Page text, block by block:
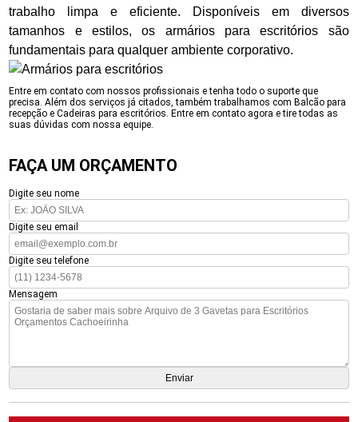
trabalho limpa e eficiente. Disponíveis em diversos
tamanhos e estilos, os armários para escritórios são
fundamentais para qualquer ambiente corporativo.
Entre em contato com nossos profissionais e tenha todo o suporte que
precisa. Além dos serviços já citados, também trabalhamos com Balcão para
recepção e Cadeiras para escritórios. Entre em contato agora e tire todas as
suas dúvidas com nossa equipe.
FAÇA UM ORÇAMENTO
Digite seu nome
Digite seu email
Digite seu telefone
Mensagem